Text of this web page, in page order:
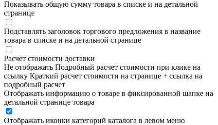
Показывать общую сумму товара в списке и на детальной
странице
Подставлять заголовок торгового предложения в название
товара в списке и на детальной странице
Расчет стоимости доставки
Не отображать Подробный расчет стоимости при клике на
ссылку Краткий расчет стоимости на странице + ссылка на
подробный расчет
Отображать информацию о товаре в фиксированной шапке на
детальной странице товара
Отображать иконки категорий каталога в левом меню